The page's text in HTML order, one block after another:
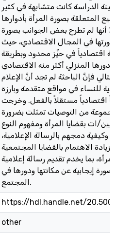
الدراسة كانت متشابهة في كثير
المتعلقة بصورة المرأة بأدوارها
أنها لم تطرح بعض الجوانب بصورة
في المجال الاقتصادي، حيث
اقتصادياً في حيِّز محدود وبطريقة
دورها المنزلي أكثر منه الاقتصادي
فإنَّ الباحثة لم تجد أنَّ الإعلام
للنساء في مواقع متقدمة وبارزة
اقتصادياً مستقلاً بالفعل. وخرجت
من التوصيات تمثلت بضرورة
ات بقضايا المرأة ومفهوم النوع
وكيفية دمجهم بالرسالة الإعلامية،
زيادة الاهتمام بالقضايا المجتمعية
بما يخدم تقديم رسالة إعلامية
صورة إيجابية عن مكانتها ودورها في
المجتمع.
https://hdl.handle.net/
other